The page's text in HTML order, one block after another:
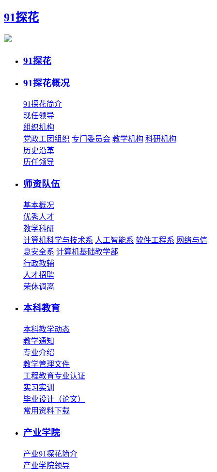
91探花
91探花
91探花概况
91探花简介
现任领导
组织机构
党政工团组织 专门委员会 教学机构 科研机构
历史沿革
历任领导
师资队伍
基本概况
优秀人才
教学科研
计算机科学与技术系 人工智能系 软件工程系 网络与信
息安全系 计算机基础教学部
行政教辅
人才招聘
荣休调离
本科教育
本科教学动态
教学通知
专业介绍
教学管理文件
工程教育专业认证
实习实训
毕业设计（论文）
常用资料下载
产业学院
产业91探花简介
产业学院领导